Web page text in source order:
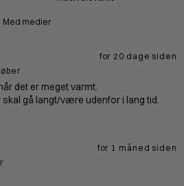
Med medier
for 20 dage siden
det er meget varmt.
skal gå langt/være udenfor i lang tid.
for 1 måned siden